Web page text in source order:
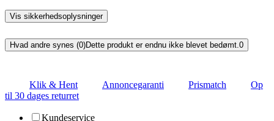
Vis sikkerhedsoplysninger
Hvad andre synes (0)Dette produkt er endnu ikke blevet bedømt. 0
Klik & Hent Annoncegaranti Prismatch
Op
til 30 dages returret
Kundeservice